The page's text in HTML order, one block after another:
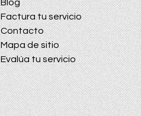
Blog
Factura tu servicio
Contacto
Mapa de sitio
Evalúa tu servicio